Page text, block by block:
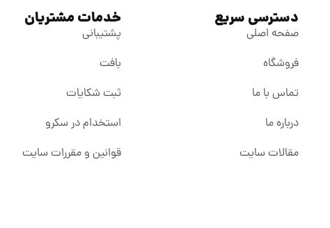
دسترسی سریع
صفحه اصلی
فروشگاه
تماس با ما
درباره ما
مقالات سایت
خدمات مشتریان
پشتیبانی
بافت
ثبت شکایات
استخدام در سکرو
قوانین و مقررات سایت